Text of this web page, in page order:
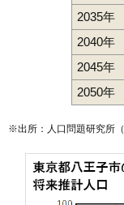
2035年
2040年
2045年
2050年
※出所：人口問題研究所（